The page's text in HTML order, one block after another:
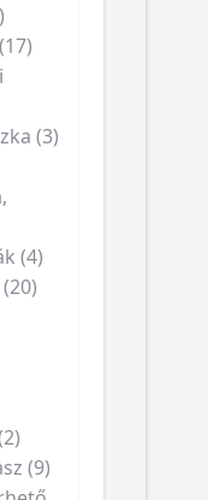
(3)
(4)
(9)